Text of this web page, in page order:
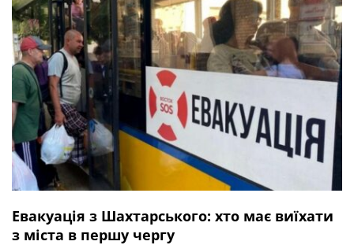
зв’язатися з рідними або викликати […]
Евакуація з Шахтарського: хто має виїхати
з міста в першу чергу